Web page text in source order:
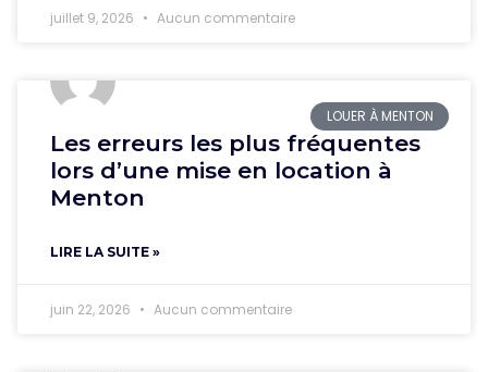
juillet 9, 2026 Aucun commentaire
LOUER À MENTON
Les erreurs les plus fréquentes
lors d’une mise en location à
Menton
LIRE LA SUITE »
juin 22, 2026 Aucun commentaire